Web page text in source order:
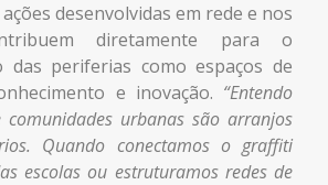
desenvolvidas em rede e nos
diretamente para o
das periferias como espaços de
e inovação. “Entendo
comunidades urbanas são arranjos
Quando conectamos o graffiti
escolas ou estruturamos redes de